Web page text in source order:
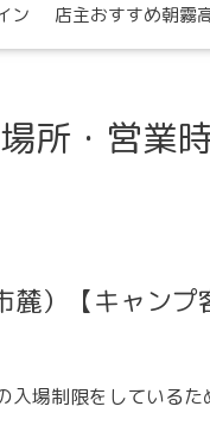
ン
店主おすすめ朝霧
所・営業
）【キャンプ
場制限をしている